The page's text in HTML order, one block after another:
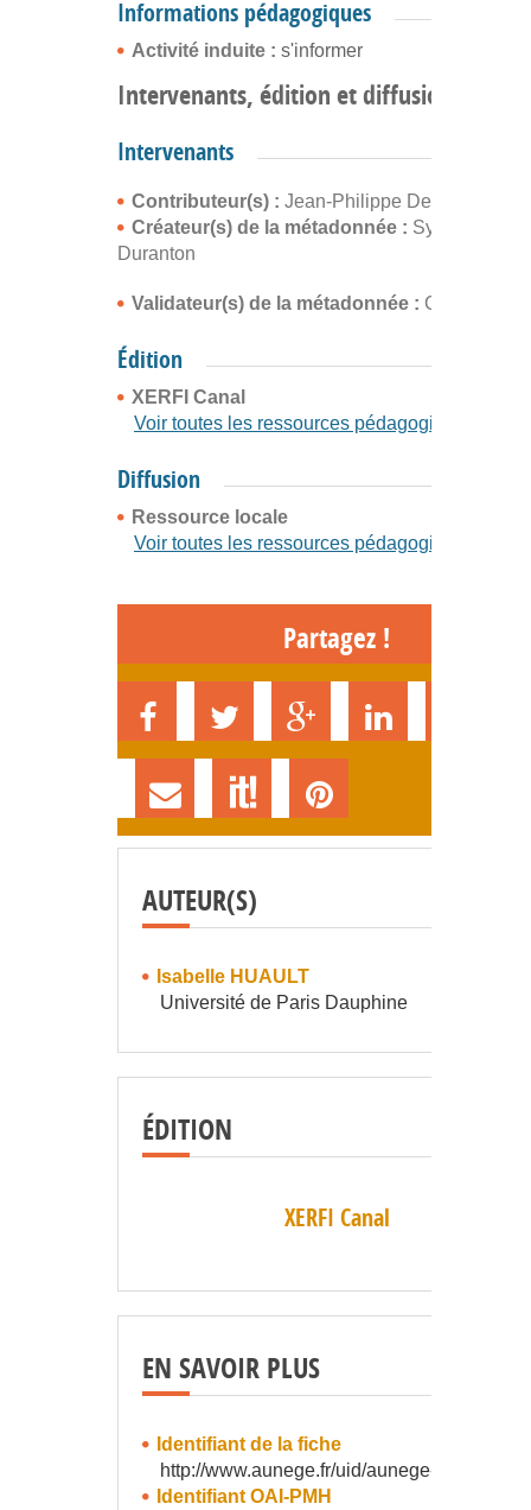
Informations pédagogiques
Activité induite : s'informer
Intervenants, édition et diffusion
Intervenants
Contributeur(s) : Jean-Philippe Denis
Créateur(s) de la métadonnée : Sylvain
Duranton
Validateur(s) de la métadonnée : Cyrille Buffet
Édition
XERFI Canal
Voir toutes les ressources pédagogiques
Diffusion
Ressource locale
Voir toutes les ressources pédagogiques
Partagez !
AUTEUR(S)
Isabelle HUAULT
Université de Paris Dauphine
ÉDITION
XERFI Canal
EN SAVOIR PLUS
Identifiant de la fiche
http://www.aunege.fr/uid/aunege-1129
Identifiant OAI-PMH